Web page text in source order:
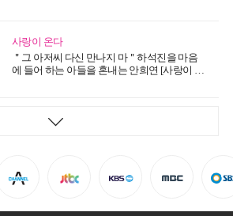
사랑이 온다
＂그 아저씨 다신 만나지 마＂하석진을 마음
에 들어 하는 아들을 혼내는 안희연 [사랑이 온